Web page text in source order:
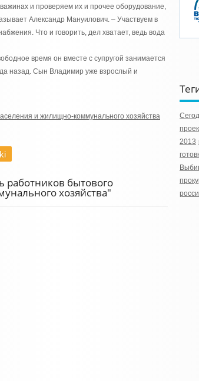
и проверяем их и прочее оборудование,
Александр Мануилович. – Участвуем в
Что и говорить, дел хватает, ведь вода
время он вместе с супругой занимается
назад. Сын Владимир уже взрослый и
и жилищно-коммунального хозяйства
работников бытового
хозяйства"
2013